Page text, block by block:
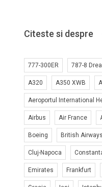
Citeste si despre
777-300ER 787-8
A320 A350 XWB
Aeroportul International
Airbus Air France
Boeing British Airways
Cluj-Napoca
Emirates Frankfurt